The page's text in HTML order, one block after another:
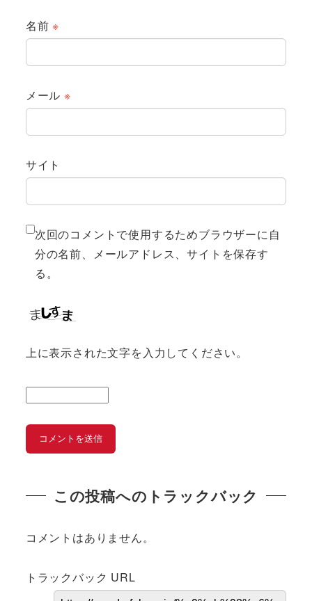
名前※
メール ※
サイト
次回のコメントで使用するためブラウザーに自
分の名前、メールアドレス、サイトを保存す
る。
上に表示された文字を入力してください。
この投稿へのトラックバック
コメントはありません。
トラックバック URL